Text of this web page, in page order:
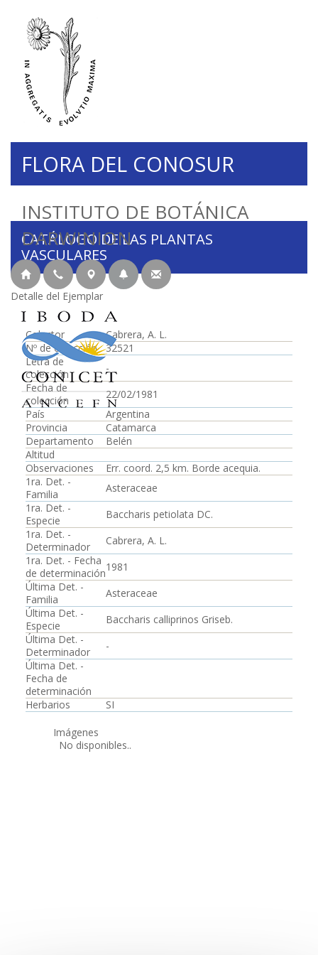
INSTITUTO DE BOTÁNICA
DARWINION
FLORA DEL CONOSUR
CATÁLOGO DE LAS PLANTAS
VASCULARES
Detalle del Ejemplar
Colector
Cabrera, A. L.
Nº de colección
32521
Letra de
colección
-
Fecha de
colección
22/02/1981
País
Argentina
Provincia
Catamarca
Departamento
Belén
Altitud
Observaciones
Err. coord. 2,5 km. Borde acequia.
1ra. Det. -
Familia
Asteraceae
1ra. Det. -
Especie
Baccharis petiolata DC.
1ra. Det. -
Determinador
Cabrera, A. L.
1ra. Det. - Fecha
de determinación1981
Última Det. -
Familia
Asteraceae
Última Det. -
Especie
Baccharis calliprinos Griseb.
Última Det. -
Determinador
-
Última Det. -
Fecha de
determinación
Herbarios
SI
Imágenes
No disponibles..